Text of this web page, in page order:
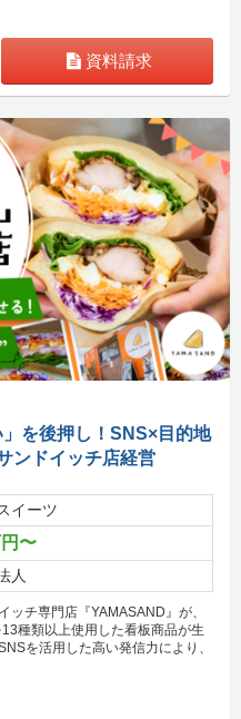
資料請求
」を後押し！SNS×目的地
ンドイッチ店経営
イーツ
〜
人
ッチ専門店『YAMASAND』が、
種類以上使用した看板商品が生
を活用した高い発信力により、